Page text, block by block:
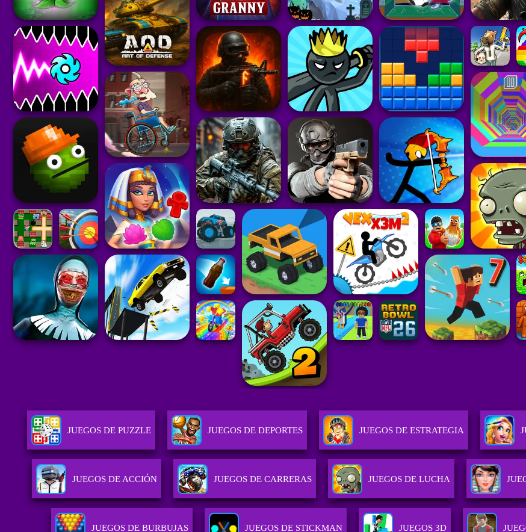
JUEGOS DE PUZZLE JUEGOS DE DEPORTES JUEGOS DE ESTRATEGIA
JUEGOS DE ACCIÓN JUEGOS DE CARRERAS JUEGOS DE LUCHA
JUEGOS DE BURBUJAS JUEGOS DE STICKMAN JUEGOS 3D